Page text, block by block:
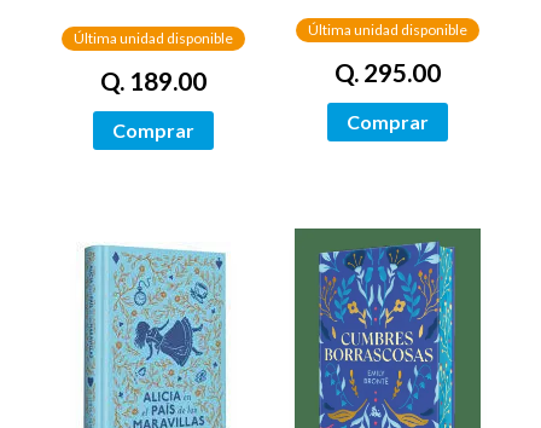
Última unidad disponible
Q. 189.00
Comprar
Última unidad disponible
Q. 295.00
Comprar